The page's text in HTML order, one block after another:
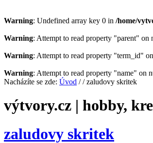
Warning: Undefined array key 0 in /home/
Warning: Attempt to read property "parent" on
Warning: Attempt to read property "term_id"
Warning: Attempt to read property "name" on
Nacházíte se zde: Úvod // zaludovy skritek
výtvory.cz | hobby,
zaludovy skritek